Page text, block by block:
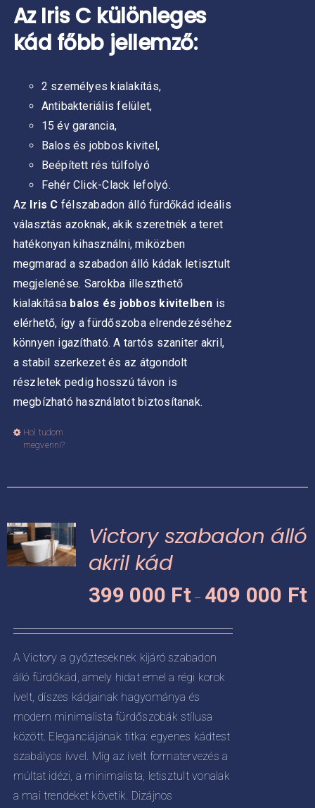
Az Iris C különleges
kád főbb jellemző:
2 személyes kialakítás,
Antibakteriális felület,
15 év garancia,
Balos és jobbos kivitel,
Beépített rés túlfolyó
Fehér Click-Clack lefolyó.
Az Iris C félszabadon álló fürdőkád ideális
választás azoknak, akik szeretnék a teret
hatékonyan kihasználni, miközben
megmarad a szabadon álló kádak letisztult
megjelenése. Sarokba illeszthető
kialakítása balos és jobbos kivitelben is
elérhető, így a fürdőszoba elrendezéséhez
könnyen igazítható. A tartós szaniter akril,
a stabil szerkezet és az átgondolt
részletek pedig hosszú távon is
megbízható használatot biztosítanak.
Hol tudom
megvenni?
van.
A
változatok
a
választhatók
ki
Victory szabadon álló
akril kád
399 000 Ft – 409 000 Ft
A Victory a győzteseknek kijáró szabadon
álló fürdőkád, amely hidat emel a régi korok
ívelt, díszes kádjainak hagyománya és
modern minimalista fürdőszobák stílusa
között. Eleganciájának titka: egyenes kádtest
szabályos ívvel. Míg az ívelt formatervezés a
múltat idézi, a minimalista, letisztult vonalak
a mai trendeket követik. Dizájnos